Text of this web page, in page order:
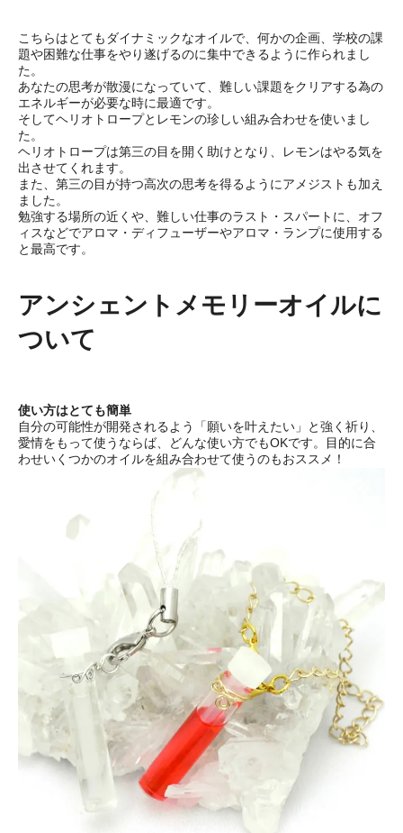
こちらはとてもダイナミックなオイルで、何かの企画、学校の課
題や困難な仕事をやり遂げるのに集中できるように作られまし
た。
あなたの思考が散漫になっていて、難しい課題をクリアする為の
エネルギーが必要な時に最適です。
そしてヘリオトロープとレモンの珍しい組み合わせを使いまし
た。
ヘリオトロープは第三の目を開く助けとなり、レモンはやる気を
出させてくれます。
また、第三の目が持つ高次の思考を得るようにアメジストも加え
ました。
勉強する場所の近くや、難しい仕事のラスト・スパートに、オフ
ィスなどでアロマ・ディフューザーやアロマ・ランプに使用する
と最高です。
アンシェントメモリーオイルに
ついて
使い方はとても簡単
自分の可能性が開発されるよう「願いを叶えたい」と強く祈り、
愛情をもって使うならば、どんな使い方でもOKです。目的に合
わせいくつかのオイルを組み合わせて使うのもおススメ！